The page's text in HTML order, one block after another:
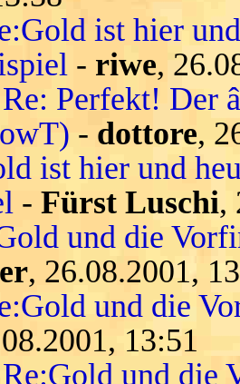
ist hier
- riwe,
Re: Perfekt! Der
- dottore,
ist hier und
- Fürst Luschi,
und die
, 26.08.2001,
und die
13:51
Re:Gold und die